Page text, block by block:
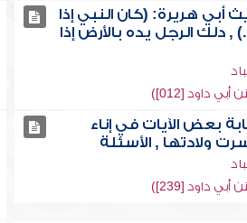
أبي هريرة: (كان النبي إذا
, دلك الرجل يده بالأرض إذا
داود [012])
بعض الآيات في إناء
ولادتها , الأسئلة
داود [239])